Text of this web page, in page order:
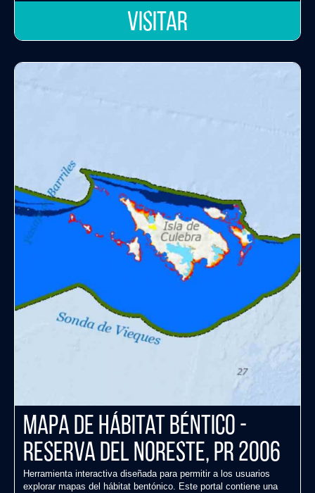
VISITAR
Mapa de Hábitat Béntico -
Reserva del Noreste, PR 2006
Herramienta interactiva diseñada para permitir a los usuarios
explorar mapas del hábitat bentónico. Este portal contiene una